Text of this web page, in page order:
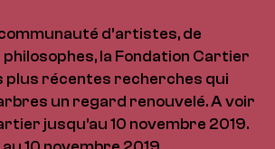
d’artistes, de
la Fondation Cartier
plus récentes recherches qui
un regard renouvelé. A voir
jusqu'au 10 novembre 2019.